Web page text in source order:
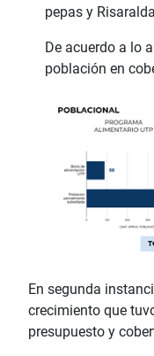
pepas y
De acuerdo a lo
población en
En segunda
crecimiento que
presupuesto y